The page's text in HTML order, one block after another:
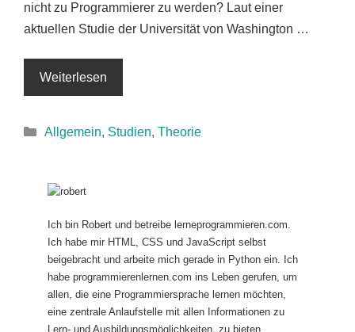
nicht zu Programmierer zu werden? Laut einer
aktuellen Studie der Universität von Washington …
Weiterlesen
Kategorien
Allgemein, Studien, Theorie
Ich bin Robert und betreibe lerneprogrammieren.com.
Ich habe mir HTML, CSS und JavaScript selbst
beigebracht und arbeite mich gerade in Python ein. Ich
habe programmierenlernen.com ins Leben gerufen, um
allen, die eine Programmiersprache lernen möchten,
eine zentrale Anlaufstelle mit allen Informationen zu
Lern- und Ausbildungsmöglichkeiten, zu bieten.